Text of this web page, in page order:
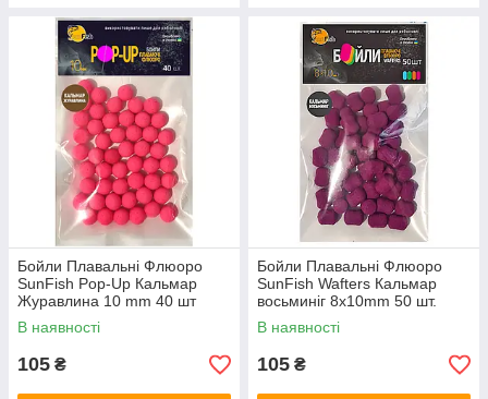
Бойли Плавальні Флюоро
SunFish Pop-Up Кальмар
Журавлина 10 mm 40 шт
(SF220842)
В наявності
105 ₴
Бойли Плавальні Флюоро
SunFish Wafters Кальмар
восьминіг 8x10mm 50 шт.
В наявності
105 ₴